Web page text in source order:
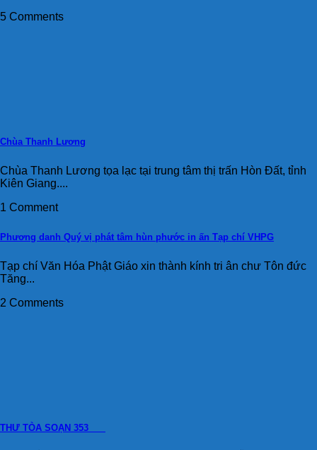
5 Comments
Chùa Thanh Lương
Chùa Thanh Lương tọa lạc tại trung tâm thị trấn Hòn Đất, tỉnh
Kiên Giang....
1 Comment
Phương danh Quý vị phát tâm hùn phước in ấn Tạp chí VHPG
Tạp chí Văn Hóa Phật Giáo xin thành kính tri ân chư Tôn đức
Tăng...
2 Comments
THƯ TÒA SOẠN 353